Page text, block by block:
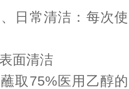
常清洁：每次使
清洁
75%医用乙醇的